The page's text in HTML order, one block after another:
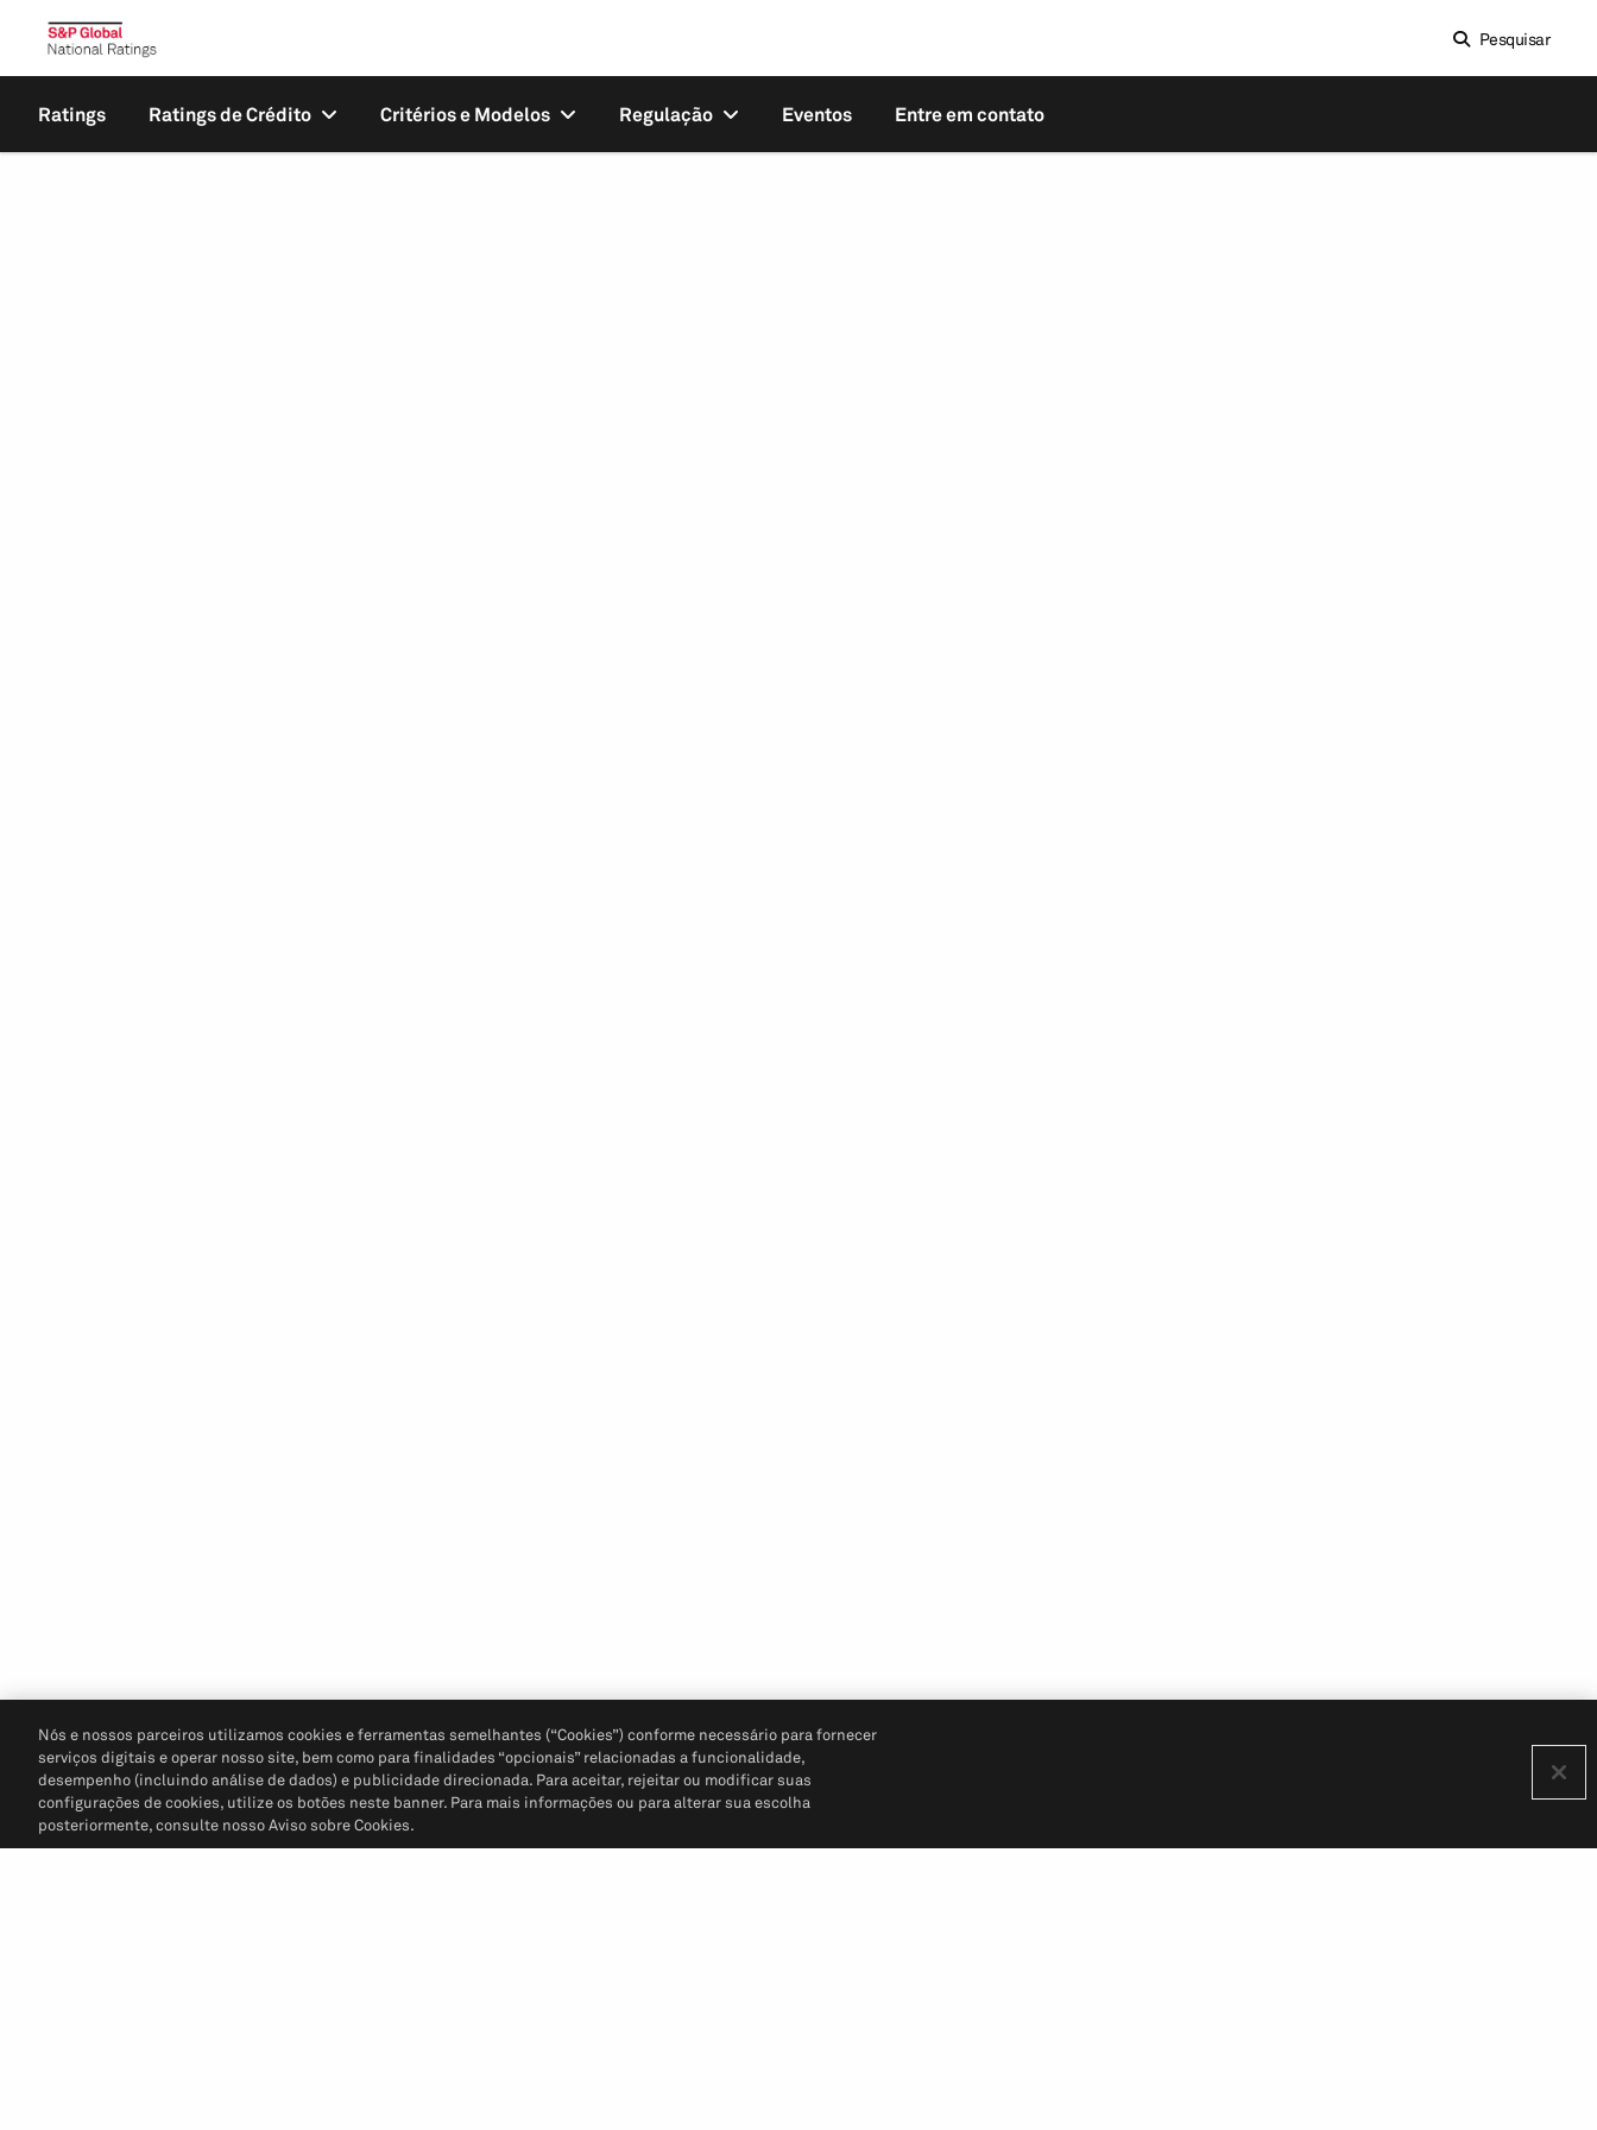
Pesquisar
Ratings Ratings de Crédito Critérios e Modelos Regulação Eventos Entre em contato
Nós e nossos parceiros utilizamos cookies e ferramentas semelhantes (“Cookies”) conforme necessário para fornecer
serviços digitais e operar nosso site, bem como para finalidades “opcionais” relacionadas a funcionalidade,
desempenho (incluindo análise de dados) e publicidade direcionada. Para aceitar, rejeitar ou modificar suas
configurações de cookies, utilize os botões neste banner. Para mais informações ou para alterar sua escolha
posteriormente, consulte nosso Aviso sobre Cookies.